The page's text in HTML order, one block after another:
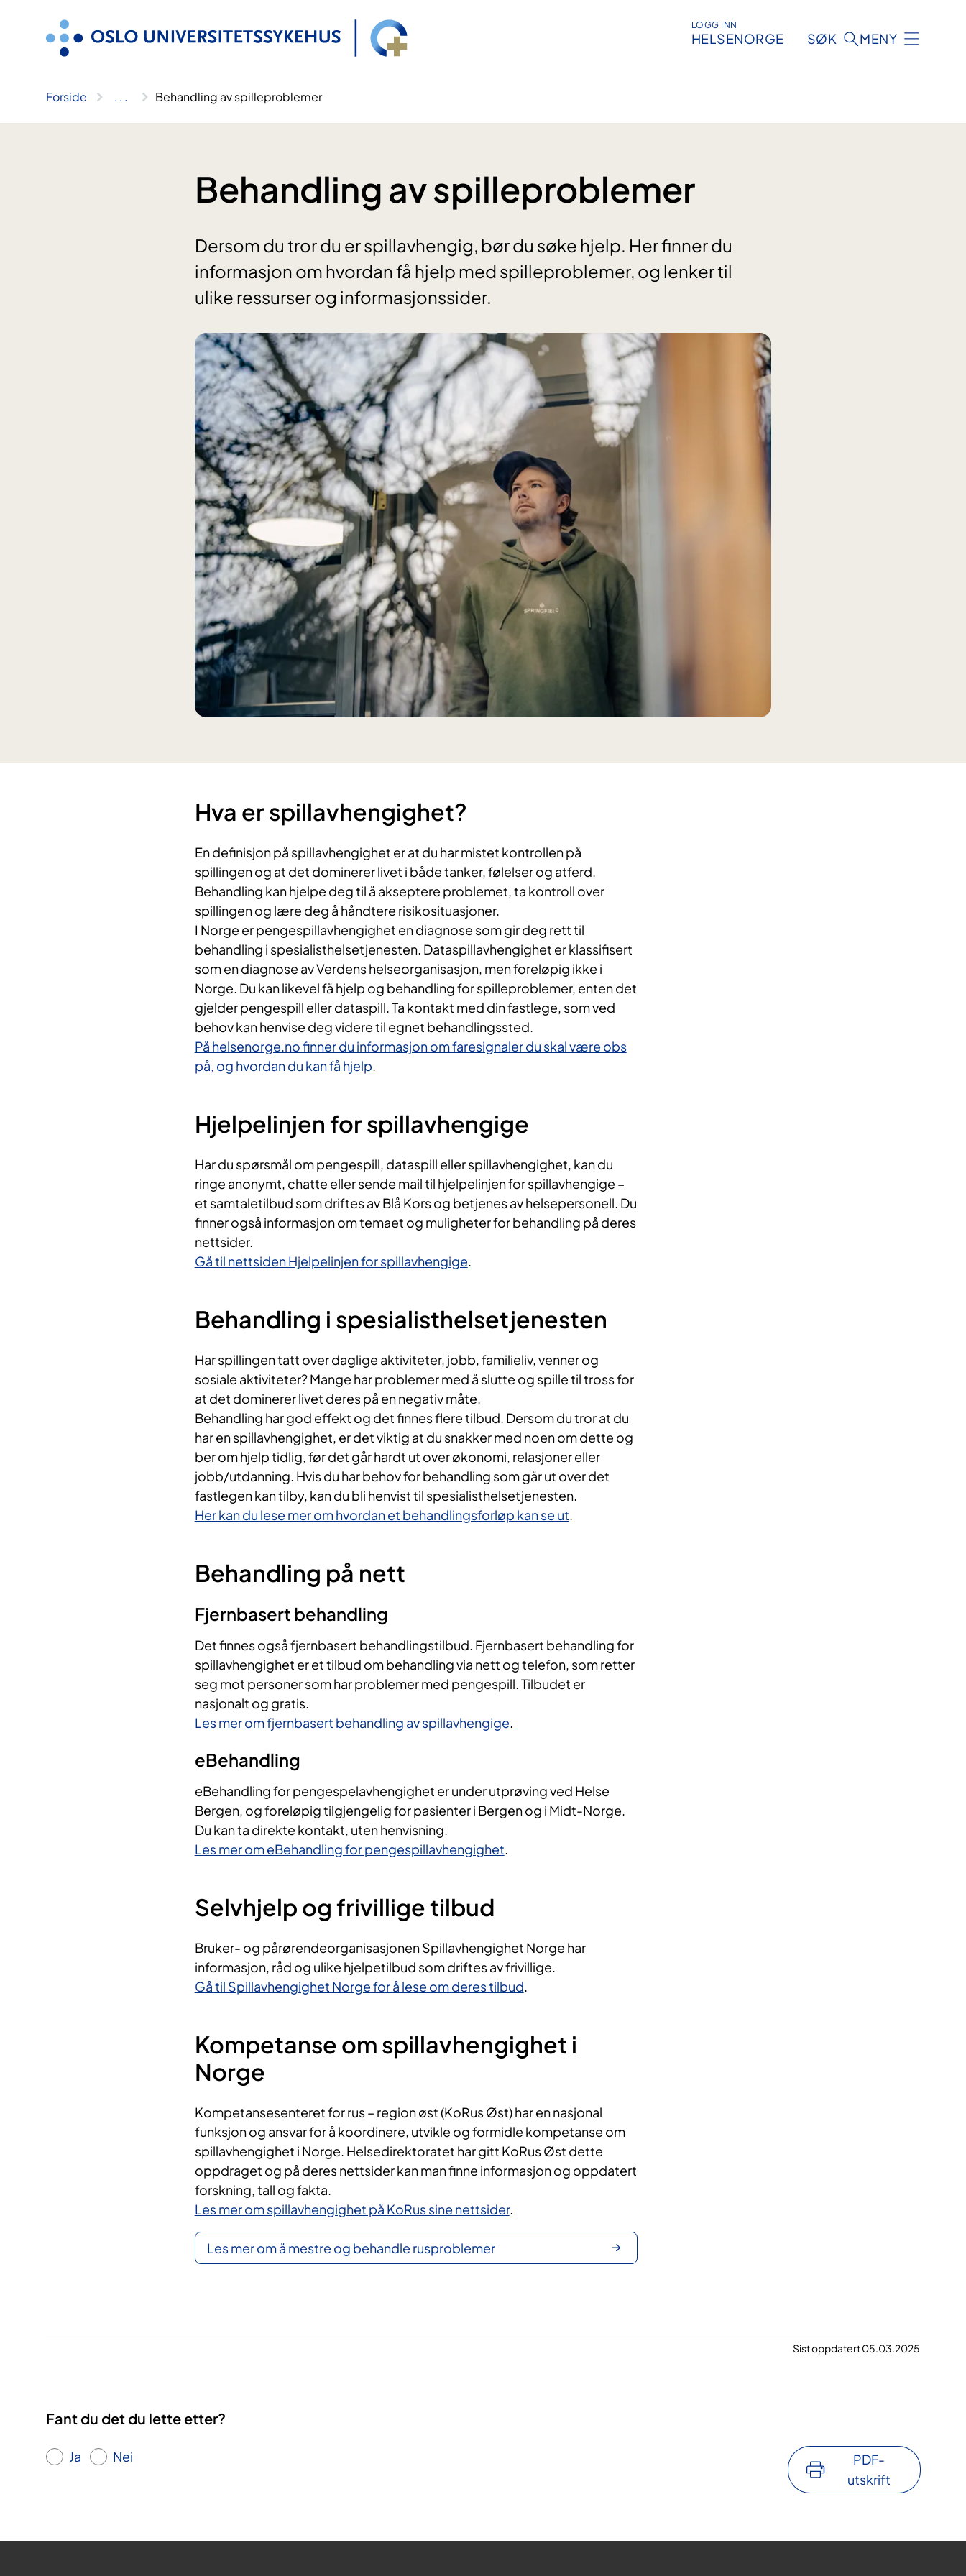
LOGG INN
HELSENORGE SØK MENY
Forside .. . Behandling av spilleproblemer
Behandling av spilleproblemer
Dersom du tror du er spillavhengig, bør du søke hjelp. Her finner du
informasjon om hvordan få hjelp med spilleproblemer, og lenker til
ulike ressurser og informasjonssider.
​Hva er spillavhengighet?
En definisjon på spillavhengighet er at du har mistet kontrollen på
spillingen og at det dominerer livet i både tanker, følelser og atferd.
Behandling kan hjelpe deg til å akseptere problemet, ta kontroll over
spillingen og lære deg å håndtere risikosituasjoner.
I Norge er pengespillavhengighet en diagnose som gir deg rett til
behandling i spesialisthelsetjenesten. Dataspillavhengighet er klassifisert
som en diagnose av Verdens helseorganisasjon, men foreløpig ikke i
Norge. Du kan likevel få hjelp og behandling for spilleproblemer, enten det
gjelder pengespill eller dataspill. Ta kontakt med din fastlege, som ved
behov kan henvise deg videre til egnet behandlingssted.
På helsenorge.no finner du informasjon om faresignaler du skal være obs
på, og hvordan du kan få hjelp.
Hjelpelinjen for spillavhengige
Har du spørsmål om pengespill, dataspill eller spillavhengighet, kan du
ringe anonymt, chatte eller sende mail til hjelpelinjen for spillavhengige –
et samtaletilbud som driftes av Blå Kors og betjenes av helsepersonell. Du
finner også informasjon om temaet og muligheter for behandling på deres
nettsider.
Gå til nettsiden Hjelpelinjen for spillavhengige.
Behandling i spesialisthelsetjenesten
Har spillingen tatt over daglige aktiviteter, jobb, familieliv, venner og
sosiale aktiviteter? Mange har problemer med å slutte og spille til tross for
at det dominerer livet deres på en negativ måte.
Behandling har god effekt og det finnes flere tilbud. Dersom du tror at du
har en spillavhengighet, er det viktig at du snakker med noen om dette og
ber om hjelp tidlig, før det går hardt ut over økonomi, relasjoner eller
jobb/utdanning. Hvis du har behov for behandling som går ut over det
fastlegen kan tilby, kan du bli henvist til spesialisthelsetjenesten.
Her kan du lese mer om hvordan et behandlingsforløp kan se ut.
Behandling på nett
Fjernbasert behandling
Det finnes også fjernbasert behandlingstilbud. Fjernbasert behandling for
spillavhengighet er et tilbud om behandling via nett og telefon, som retter
seg mot personer som har problemer med pengespill. Tilbudet er
nasjonalt og gratis.
Les mer om fjernbasert behandling av spillavhengige.
eBehandling
eBehandling for pengespelavhengighet er under utprøving ved Helse
Bergen, og foreløpig tilgjengelig for pasienter i Bergen og i Midt-Norge.
Du kan ta direkte kontakt, uten henvisning.
Les mer om eBehandling for pengespillavhengighet.
Selvhjelp og frivillige tilbud
Bruker- og pårørendeorganisasjonen Spillavhengighet Norge har
informasjon, råd og ulike hjelpetilbud som driftes av frivillige.
Gå til Spillavhengighet Norge for å lese om deres tilbud.
Kompetanse om spillavhengighet i
Norge
Kompetansesenteret for rus – region øst (KoRus Øst) har en nasjonal
funksjon og ansvar for å koordinere, utvikle og formidle kompetanse om
spillavhengighet i Norge. Helsedirektoratet har gitt KoRus Øst dette
oppdraget og på deres nettsider kan man finne informasjon og oppdatert
forskning, tall og fakta.
Les mer om spillavhengighet på KoRus sine nettsider.​
Les mer om å mestre og behandle rusproblemer
Sist oppdatert 05.03.2025
Fant du det du lette etter?
Ja Nei
PDF-
utskrift